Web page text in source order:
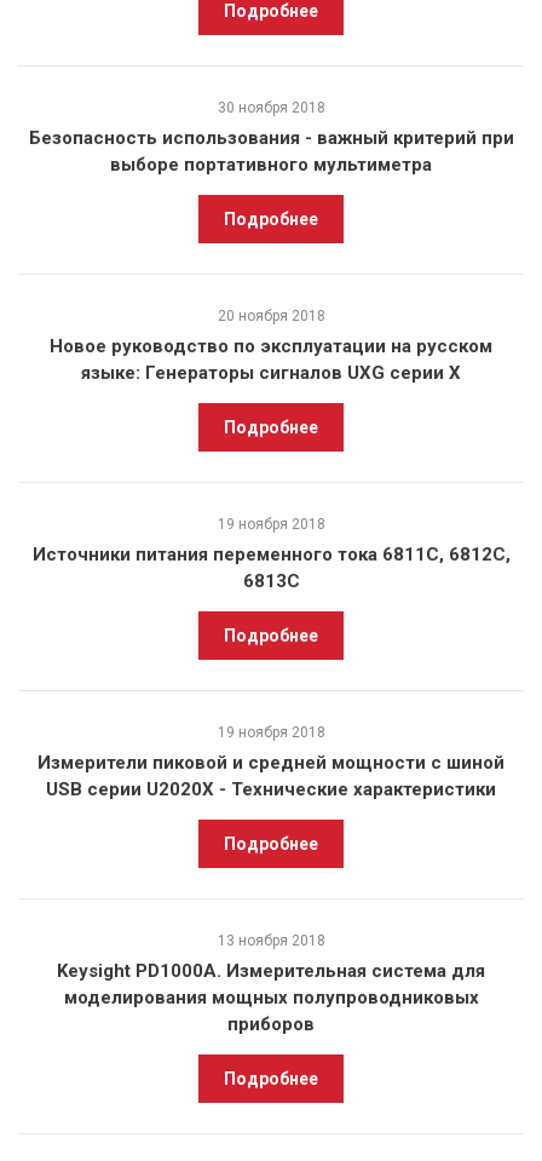
Подробнее
30 ноября 2018
Безопасность использования - важный критерий при
выборе портативного мультиметра
Подробнее
20 ноября 2018
Новое руководство по эксплуатации на русском
языке: Генераторы сигналов UXG серии X
Подробнее
19 ноября 2018
Источники питания переменного тока 6811C, 6812C,
6813C
Подробнее
19 ноября 2018
Измерители пиковой и средней мощности с шиной
USB серии U2020X - Технические характеристики
Подробнее
13 ноября 2018
Keysight PD1000A. Измерительная система для
моделирования мощных полупроводниковых
приборов
Подробнее